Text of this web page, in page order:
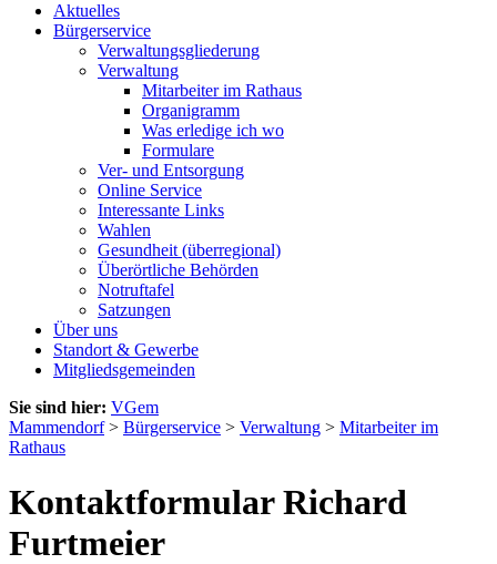
Aktuelles
Bürgerservice
Verwaltungsgliederung
Verwaltung
Mitarbeiter im Rathaus
Organigramm
Was erledige ich wo
Formulare
Ver- und Entsorgung
Online Service
Interessante Links
Wahlen
Gesundheit (überregional)
Überörtliche Behörden
Notruftafel
Satzungen
Über uns
Standort & Gewerbe
Mitgliedsgemeinden
Sie sind hier: VGem
Mammendorf> Bürgerservice > Verwaltung > Mitarbeiter im
Rathaus
Kontaktformular Richard
Furtmeier